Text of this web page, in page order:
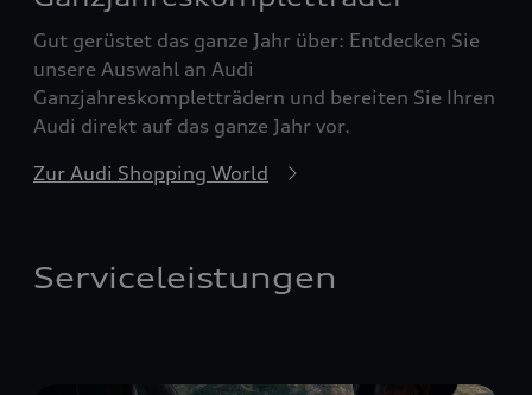
Gut gerüstet das ganze Jahr über: Entdecken Sie
unsere Auswahl an Audi
Ganzjahreskompletträdern und bereiten Sie Ihren
Audi direkt auf das ganze Jahr vor.
Zur Audi Shopping World
Serviceleistungen